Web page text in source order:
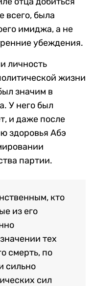
всего, была
имиджа, а не
убеждения.
личность
жизни
значим в
У него был
и даже после
здоровья Абэ
партии.
кто
из его
тех
смерть, по
сильно
сил